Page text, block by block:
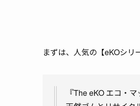
まずは、人気の【eKOシリ
『The eKO エコ・